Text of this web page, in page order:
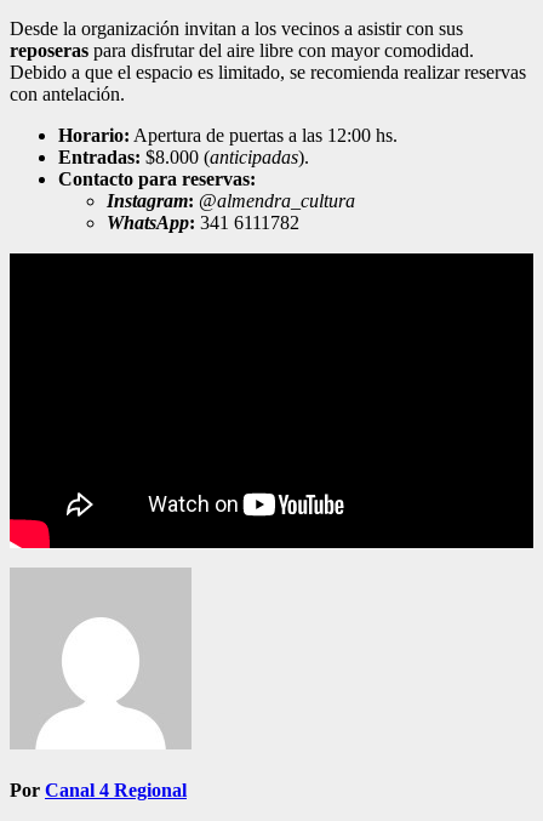
Desde la organización invitan a los vecinos a asistir con sus
reposeras para disfrutar del aire libre con mayor comodidad.
Debido a que el espacio es limitado, se recomienda realizar reservas
con antelación.
Horario: Apertura de puertas a las 12:00 hs.
Entradas: $8.000 (anticipadas).
Contacto para reservas:
Instagram: @almendra_cultura
WhatsApp: 341 6111782
entradas
Por Canal 4 Regional